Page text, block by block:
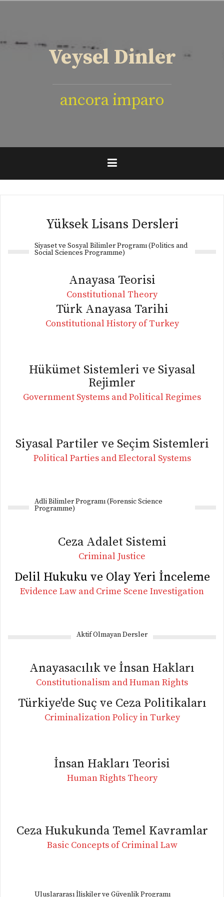
Veysel Dinler
ancora imparo
Yüksek Lisans Dersleri
Siyaset ve Sosyal Bilimler Programı (Politics and
Social Sciences Programme)
Anayasa Teorisi
Constitutional Theory
Türk Anayasa Tarihi
Constitutional History of Turkey
Hükümet Sistemleri ve Siyasal
Rejimler
Government Systems and Political Regimes
Siyasal Partiler ve Seçim Sistemleri
Political Parties and Electoral Systems
Adli Bilimler Programı (Forensic Science
Programme)
Ceza Adalet Sistemi
Criminal Justice
Delil Hukuku ve Olay Yeri İnceleme
Evidence Law and Crime Scene Investigation
Aktif Olmayan Dersler
Anayasacılık ve İnsan Hakları
Constitutionalism and Human Rights
Türkiye'de Suç ve Ceza Politikaları
Criminalization Policy in Turkey
İnsan Hakları Teorisi
Human Rights Theory
Ceza Hukukunda Temel Kavramlar
Basic Concepts of Criminal Law
Uluslararası İlişkiler ve Güvenlik Programı